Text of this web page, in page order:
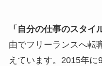
「自分の仕事のスタイ
由でフリーランスへ転
えています。2015年